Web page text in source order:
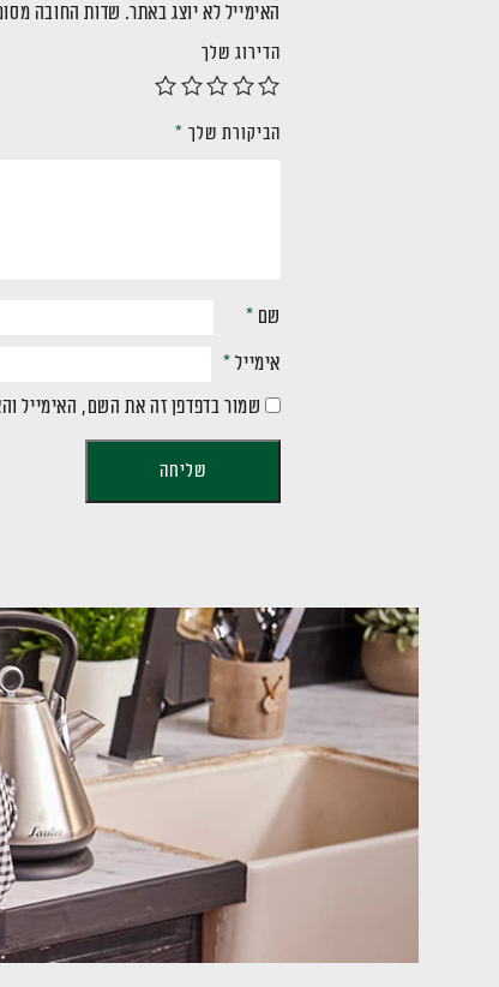
האימייל לא יוצג באתר. שדות החובה
הדירוג שלך
הביקורת שלך *
שם *
אימייל *
שמור בדפדפן זה את השם, האימייל